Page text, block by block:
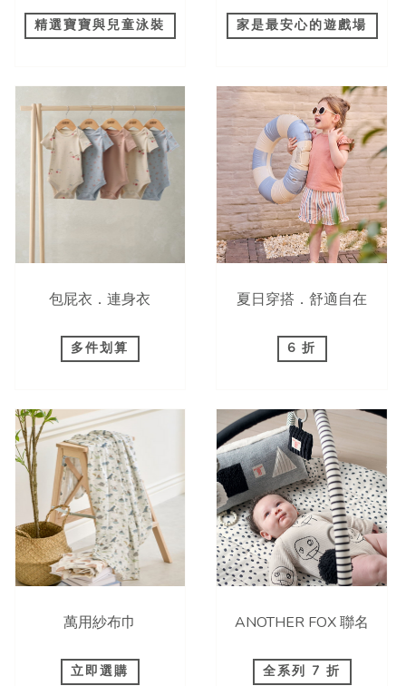
精選寶寶與兒童泳裝 家是最安心的遊戲場
包屁衣．連身衣
多件划算
夏日穿搭．舒適自在
6 折
萬用紗布巾
立即選購
ANOTHER FOX 聯名
全系列 7 折